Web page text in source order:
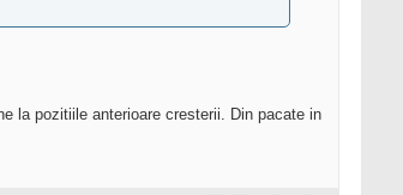
la pozitiile anterioare cresterii. Din pacate in